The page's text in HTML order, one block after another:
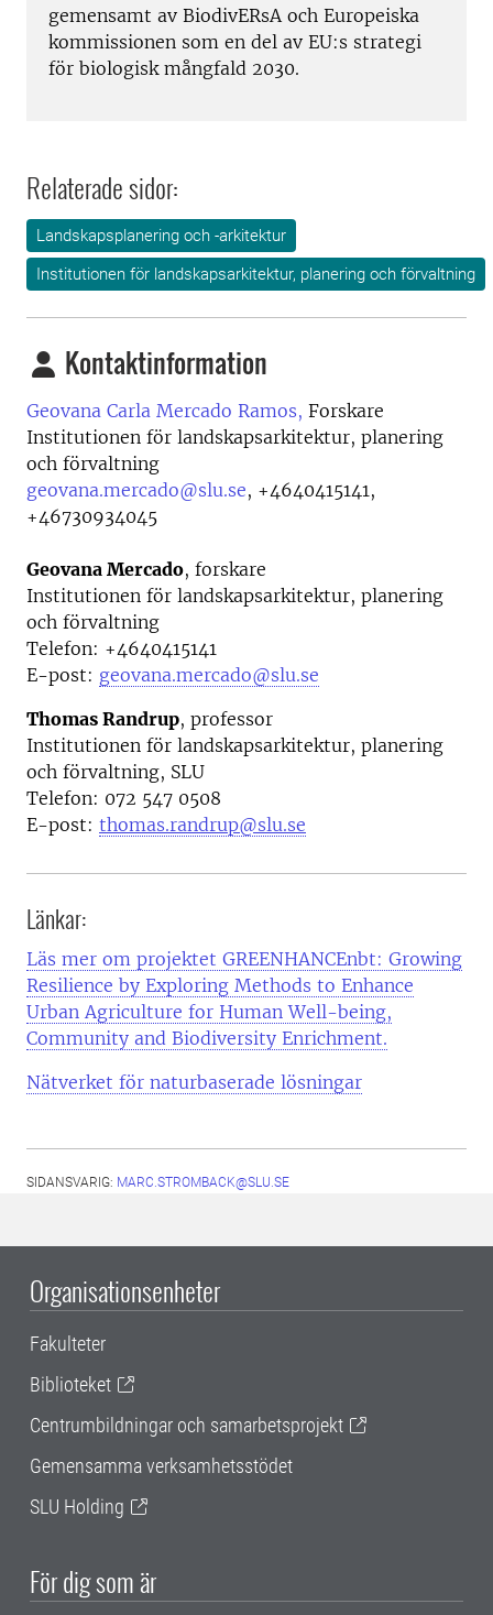
gemensamt av BiodivERsA och Europeiska
kommissionen som en del av EU:s strategi
för biologisk mångfald 2030.
Relaterade sidor:
Landskapsplanering och -arkitektur
Institutionen för landskapsarkitektur, planering och förvaltning
Kontaktinformation
Geovana Carla Mercado Ramos, Forskare
Institutionen för landskapsarkitektur, planering
och förvaltning
geovana.mercado@slu.se, +4640415141,
+46730934045
Geovana Mercado, forskare
Institutionen för landskapsarkitektur, planering
och förvaltning
Telefon: +4640415141
E-post: geovana.mercado@slu.se
Thomas Randrup, professor
Institutionen för landskapsarkitektur, planering
och förvaltning, SLU
Telefon: 072 547 0508
E-post: thomas.randrup@slu.se
Länkar:
Läs mer om projektet GREENHANCEnbt: Growing
Resilience by Exploring Methods to Enhance
Urban Agriculture for Human Well-being,
Community and Biodiversity Enrichment.
Nätverket för naturbaserade lösningar
SIDANSVARIG: MARC.STROMBACK@SLU.SE
Organisationsenheter
Fakulteter
Biblioteket
Centrumbildningar och samarbetsprojekt
Gemensamma verksamhetsstödet
SLU Holding
För dig som är